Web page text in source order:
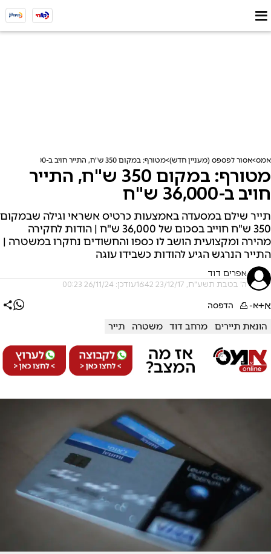
אמס אסור לפספס (מעניין חדש) מטורף: במקום 350 ש"ח, התייר חויב ב-36,000 ש"ח
מטורף: במקום 350 ש"ח, התייר
חויב ב-36,000 ש"ח
תייר שילם במסעדה באמצעות כרטיס אשראי וגילה שבמקום
350 ש"ח חוייב בסכום של 36,000 ש"ח | הודות לחקירה
מהירה ומקצועית הושב לו כספו והחשודים נחקרו במשטרה |
התייר הנרגש הגיע להודות כשבידו עוגה
אפרים דוד
ה' בטבת תשע"ח, 23/12/17 16:42 עודכן: 26/11/24 00:23
א+א- הדפסה
הונאת תיירים מרחב דוד משטרה תייר